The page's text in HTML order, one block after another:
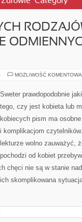
MOŻLIWOŚĆ
Sweter prawdopodobnie
tego, czy jest kobieta lub
kobiecych pism ma
i komplikacjom
lekturze wolno zauważyć,
pochodzi od kobiet
chęci nie są w stanie
skomplikowana